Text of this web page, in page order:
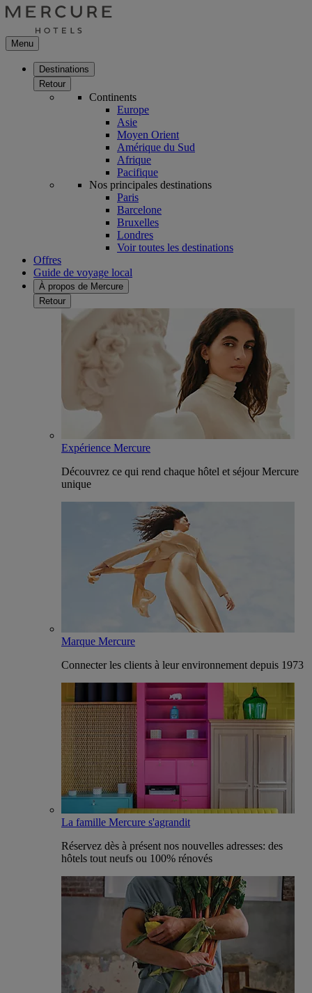
Menu
Destinations
Retour
Continents
Europe
Asie
Moyen Orient
Amérique du Sud
Afrique
Pacifique
Nos principales destinations
Paris
Barcelone
Bruxelles
Londres
Voir toutes les destinations
Offres
Guide de voyage local
À propos de Mercure
Retour
Expérience Mercure
Découvrez ce qui rend chaque hôtel et séjour Mercure
unique
Marque Mercure
Connecter les clients à leur environnement depuis 1973
La famille Mercure s'agrandit
Réservez dès à présent nos nouvelles adresses: des
hôtels tout neufs ou 100% rénovés